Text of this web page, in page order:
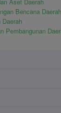
Bencana Daerah
Daerah
Pembangunan